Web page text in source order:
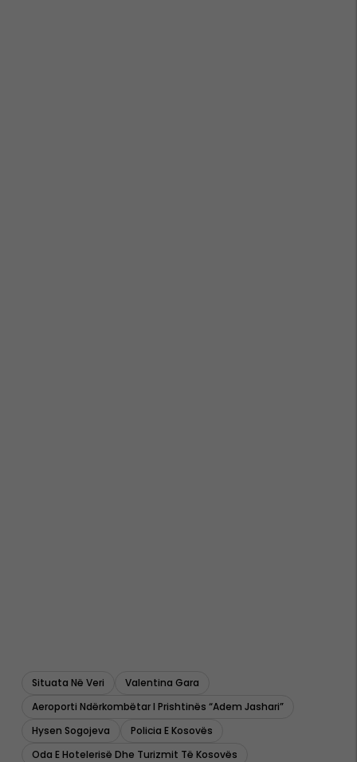
Situata Në Veri
Valentina Gara
Aeroporti Ndërkombëtar I Prishtinës “adem Jashari”
Hysen Sogojeva
Policia E Kosovës
Oda E Hotelerisë Dhe Turizmit Të Kosovës